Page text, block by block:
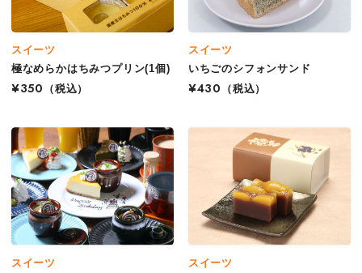
スイーツ
極なめらかはちみつプリン(1個)
¥350
（税込）
スイーツ
いちごのシフォンサンド
¥430
（税込）
スイーツ
スイーツ